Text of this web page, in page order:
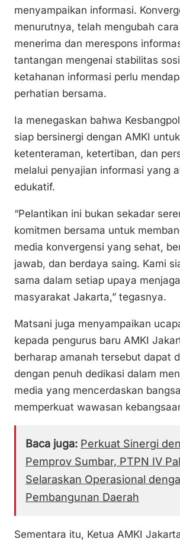
menyampaikan informasi.
menurutnya, telah mengubah
menerima dan merespons
tantangan mengenai stabilitas
ketahanan informasi perlu
perhatian bersama.
Ia menegaskan bahwa
siap bersinergi dengan AMKI
ketenteraman, ketertiban, dan
melalui penyajian informasi yang
edukatif.
“Pelantikan ini bukan sekadar
komitmen bersama untuk
media konvergensi yang sehat,
jawab, dan berdaya saing. Kami
sama dalam setiap upaya
masyarakat Jakarta,” tegasnya.
Matsani juga menyampaikan
kepada pengurus baru AMKI
berharap amanah tersebut dapat
dengan penuh dedikasi dalam
media yang mencerdaskan
memperkuat wawasan
Baca juga: Perkuat Sinergi
Pemprov Sumbar, PTPN IV
Selaraskan Operasional
Pembangunan Daerah
Sementara itu, Ketua AMKI